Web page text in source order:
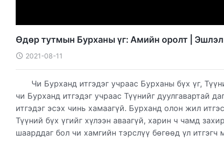
Өдөр тутмын Бурханы үг: Амийн оролт |
2021-08-11
Чи Бурханд итгэдэг учраас Бурханы бүх үг,
чи Бурханд итгэдэг учраас Түүнийг дуулгавартай
итгэдэг эсэх чинь хамаагүй. Бурханд олон жил
Түүний бүх үгийг хүлээн аваагүй, харин ч чамд
шаарддаг бол чи хамгийн тэрслүү бөгөөд үл